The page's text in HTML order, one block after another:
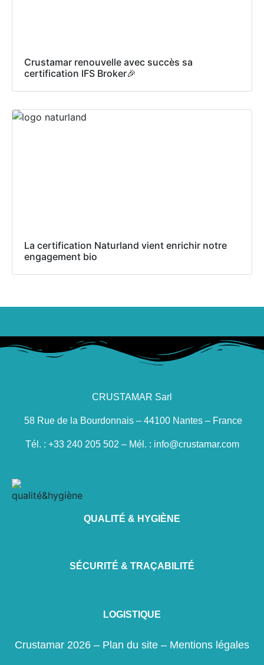
Crustamar renouvelle avec succès sa
certification IFS Broker🎉
La certification Naturland vient enrichir notre
engagement bio
CRUSTAMAR Sarl
58 Rue de la Bourdonnais – 44100 Nantes – France
Tél. : +33 240 205 502 – Mél. : info@crustamar.com
QUALITÉ & HYGIÈNE
SÉCURITÉ & TRAÇABILITÉ
LOGISTIQUE
Crustamar 2026 – Plan du site – Mentions légales